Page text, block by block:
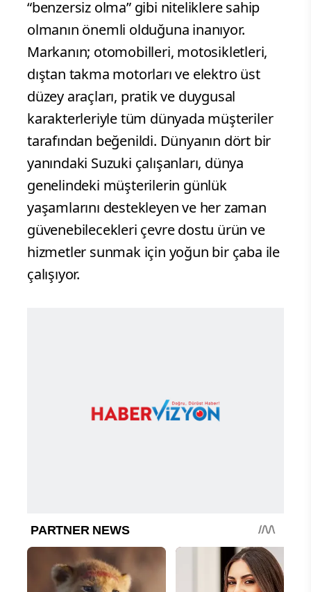
“benzersiz olma” gibi niteliklere sahip
olmanın önemli olduğuna inanıyor.
Markanın; otomobilleri, motosikletleri,
dıştan takma motorları ve elektro üst
düzey araçları, pratik ve duygusal
karakterleriyle tüm dünyada müşteriler
tarafından beğenildi. Dünyanın dört bir
yanındaki Suzuki çalışanları, dünya
genelindeki müşterilerin günlük
yaşamlarını destekleyen ve her zaman
güvenebilecekleri çevre dostu ürün ve
hizmetler sunmak için yoğun bir çaba ile
çalışıyor.